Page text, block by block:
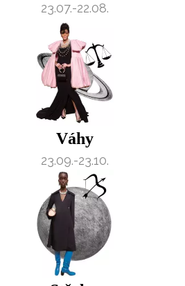
23.07.-22.08.
Váhy
23.09.-23.10.